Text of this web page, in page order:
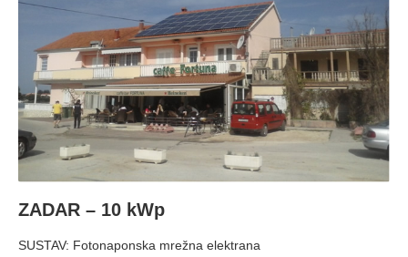
ZADAR – 10 kWp
SUSTAV: Fotonaponska mrežna elektrana